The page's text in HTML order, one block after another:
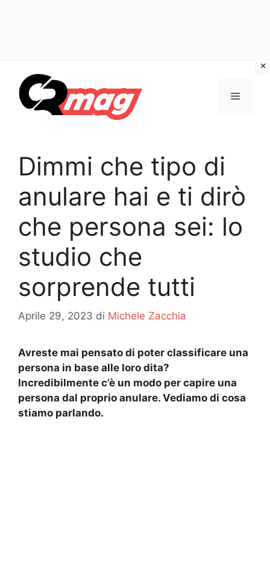
contenuto
Menu
Dimmi che tipo di
anulare hai e ti dirò
che persona sei: lo
studio che
sorprende tutti
Aprile 29, 2023 di Michele Zacchia
Avreste mai pensato di poter classificare una
persona in base alle loro dita?
Incredibilmente c’è un modo per capire una
persona dal proprio anulare. Vediamo di cosa
stiamo parlando.